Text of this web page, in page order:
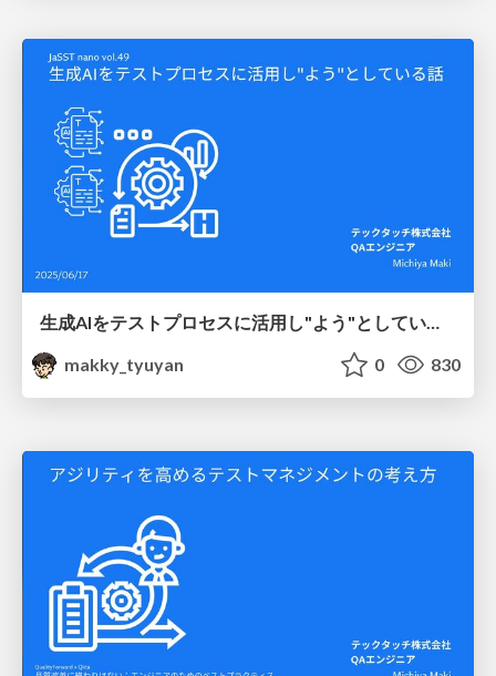
生成AIをテストプロセスに活用し"よう"としている話 #jasstnano
makky_tyuyan
0 830